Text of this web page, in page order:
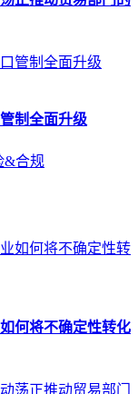
制全面升级
&合规
何将不确定性转化